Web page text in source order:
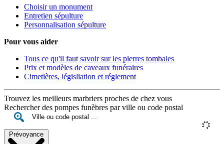
Choisir un monument
Entretien sépulture
Personnalisation sépulture
Pour vous aider
Tous ce qu'il faut savoir sur les pierres tombales
Prix et modèles de caveaux funéraires
Cimetières, législiation et réglement
Trouvez les meilleurs marbriers proches de chez vous
Rechercher des pompes funèbres par ville ou code postal
Prévoyance